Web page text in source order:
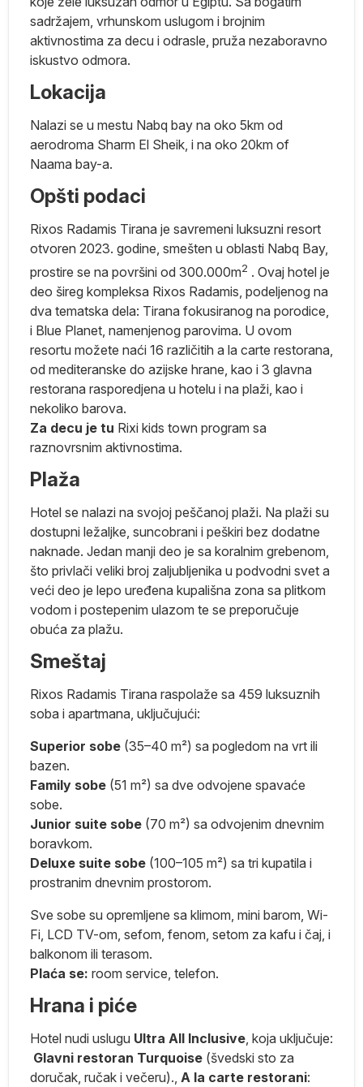
sadržajem, vrhunskom uslugom i brojnim
aktivnostima za decu i odrasle, pruža nezaboravno
iskustvo odmora.
Lokacija
Nalazi se u mestu Nabq bay na oko 5km od
aerodroma Sharm El Sheik, i na oko 20km of
Naama bay-a.
Opšti podaci
Rixos Radamis Tirana je savremeni luksuzni resort
otvoren 2023. godine, smešten u oblasti Nabq Bay,
prostire se na površini od 300.000m2 . Ovaj hotel je
deo šireg kompleksa Rixos Radamis, podeljenog na
dva tematska dela: Tirana fokusiranog na porodice,
i Blue Planet, namenjenog parovima. U ovom
resortu možete naći 16 različitih a la carte restorana,
od mediteranske do azijske hrane, kao i 3 glavna
restorana rasporedjena u hotelu i na plaži, kao i
nekoliko barova.
Za decu je tu Rixi kids town program sa
raznovrsnim aktivnostima.
Plaža
Hotel se nalazi na svojoj peščanoj plaži. Na plaži su
dostupni ležaljke, suncobrani i peškiri bez dodatne
naknade. Jedan manji deo je sa koralnim grebenom,
što privlači veliki broj zaljubljenika u podvodni svet a
veći deo je lepo uređena kupališna zona sa plitkom
vodom i postepenim ulazom te se preporučuje
obuća za plažu.
Smeštaj
Rixos Radamis Tirana raspolaže sa 459 luksuznih
soba i apartmana, uključujući:
Superior sobe (35–40 m²) sa pogledom na vrt ili
bazen.
Family sobe (51 m²) sa dve odvojene spavaće
sobe.
Junior suite sobe (70 m²) sa odvojenim dnevnim
boravkom.
Deluxe suite sobe (100–105 m²) sa tri kupatila i
prostranim dnevnim prostorom.
Sve sobe su opremljene sa klimom, mini barom, Wi-
Fi, LCD TV-om, sefom, fenom, setom za kafu i čaj, i
balkonom ili terasom.
Plaća se: room service, telefon.
Hrana i piće
Hotel nudi uslugu Ultra All Inclusive, koja uključuje:
Glavni restoran Turquoise (švedski sto za
doručak, ručak i večeru)., A la carte restorani: